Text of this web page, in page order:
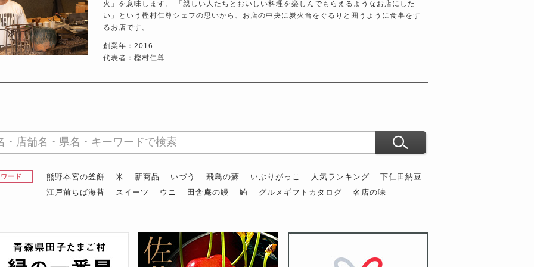
火」を意味します。 「親しい人たちとおいしい料理を楽しんでもらえるようなお店にした
い」という樫村仁尊シェフの思いから、お店の中央に炭火台をぐるりと囲うように食事をす
るお店です。
創業年：2016
代表者：樫村仁尊
ード 熊野本宮の釜餅 米 新商品 いづう 飛鳥の蘇 いぶりがっこ 人気ランキング
下仁田納豆
江戸前ちば海苔
スイーツ ウニ 田舎庵の鰻 鮪 グルメギフトカタログ 名店の味